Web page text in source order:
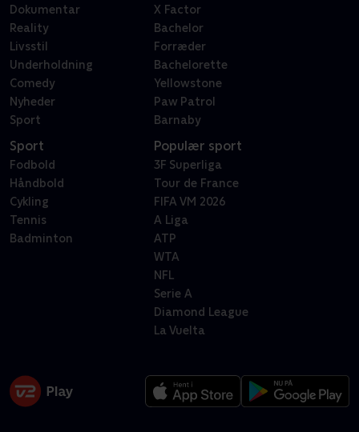
Dokumentar
Reality
Livsstil
Underholdning
Comedy
Nyheder
Sport
X Factor
Bachelor
Forræder
Bachelorette
Yellowstone
Paw Patrol
Barnaby
Sport
Fodbold
Håndbold
Cykling
Tennis
Badminton
Populær sport
3F Superliga
Tour de France
FIFA VM 2026
A Liga
ATP
WTA
NFL
Serie A
Diamond League
La Vuelta